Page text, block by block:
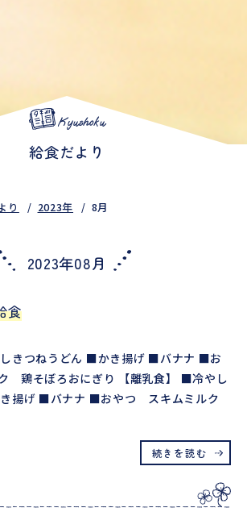
Kyushoku
給食だより
り 2023年 8月
2023年08月
食
しきつねうどん ■かき揚げ ■バナナ ■お
鶏そぼろおにぎり 【離乳食】 ■冷やし
き揚げ ■バナナ ■おやつ スキムミルク
続きを読む